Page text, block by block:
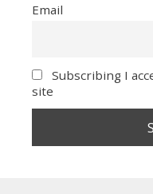
Email
Subscribing I
site